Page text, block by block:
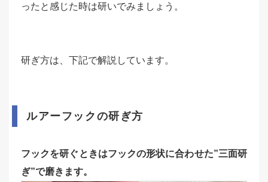
ったと感じた時は研いでみましょう。
研ぎ方は、下記で解説しています。
ルアーフックの研ぎ方
フックを研ぐときはフックの形状に合わせた”三面研
ぎ”で磨きます。